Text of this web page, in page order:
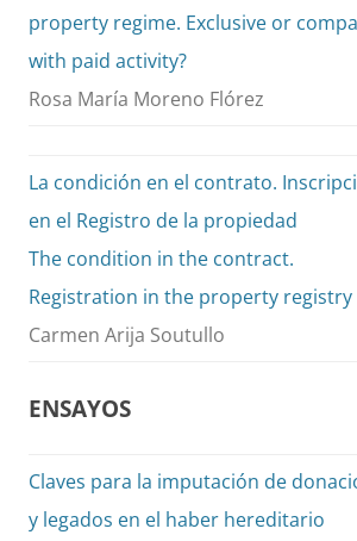
property regime. Exclusive or
with paid activity?
Rosa María Moreno Flórez
La condición en el contrato.
en el Registro de la propiedad
The condition in the contract.
Registration in the property registry
Carmen Arija Soutullo
ENSAYOS
Claves para la imputación de
y legados en el haber hereditario